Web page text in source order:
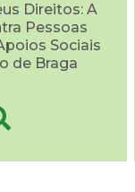
Direitos: A
Pessoas
Sociais
de Braga